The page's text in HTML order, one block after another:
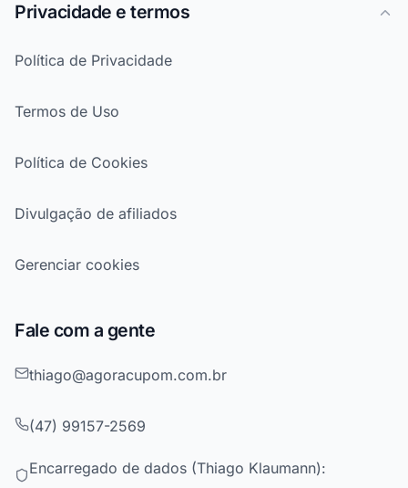
Privacidade e termos
Política de Privacidade
Termos de Uso
Política de Cookies
Divulgação de afiliados
Gerenciar cookies
Fale com a gente
thiago@agoracupom.com.br
(47) 99157-2569
Encarregado de dados (Thiago Klaumann):